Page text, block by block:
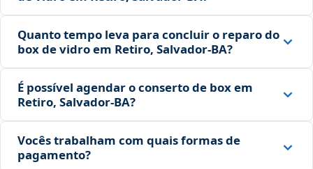
Quanto tempo leva para concluir o reparo do
box de vidro em Retiro, Salvador‑BA?
É possível agendar o conserto de box em
Retiro, Salvador‑BA?
Vocês trabalham com quais formas de
pagamento?